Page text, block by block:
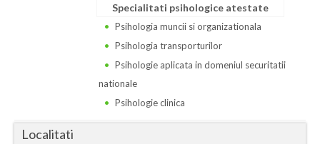
Dolj
Specialitati psihologice atestate
Psihologia muncii si organizationala
Psihologia transporturilor
Psihologie aplicata in domeniul securitatii
nationale
Psihologie clinica
Localitati